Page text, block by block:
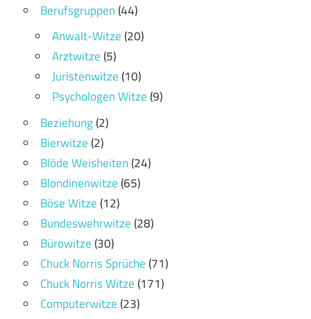
Berufsgruppen(44)
Anwalt-Witze(20)
Arztwitze(5)
Juristenwitze(10)
Psychologen Witze(9)
Beziehung(2)
Bierwitze(2)
Blöde Weisheiten(24)
Blondinenwitze(65)
Böse Witze(12)
Bundeswehrwitze(28)
Bürowitze(30)
Chuck Norris Sprüche(71)
Chuck Norris Witze(171)
Computerwitze(23)